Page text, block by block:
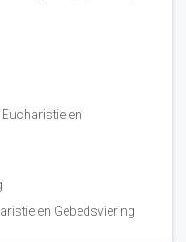
en
en Gebedsviering